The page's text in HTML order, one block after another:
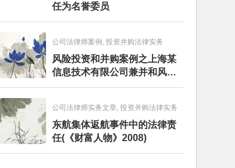
任为名誉委员
公司法律师案例, 投资并购法律实务
风险投资和并购案例之上海某
信息技术有限公司兼并和风险
投资服务
公司法律师实务文章, 投资并购法律实务
东航集体返航事件中的法律责
任(《财富人物》2008)